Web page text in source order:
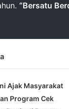
“Bersatu
Ajak Masyarakat
Program Cek